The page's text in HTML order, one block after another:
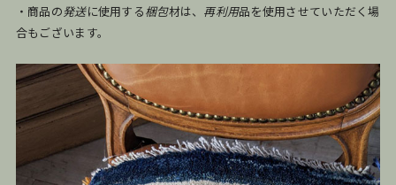
・商品の発送に使用する梱包材は、 再利用品を使用させていただく場
合もございます。